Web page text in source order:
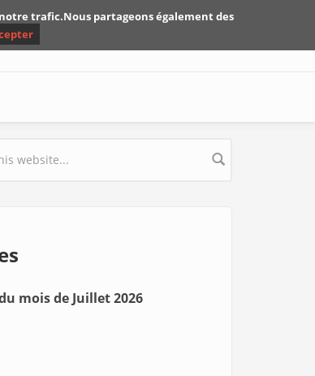
mois de Juillet 2026
trafic.Nous partageons également des